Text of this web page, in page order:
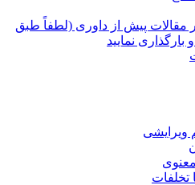
پیش از داوری (لطفاً طبق
نمایید